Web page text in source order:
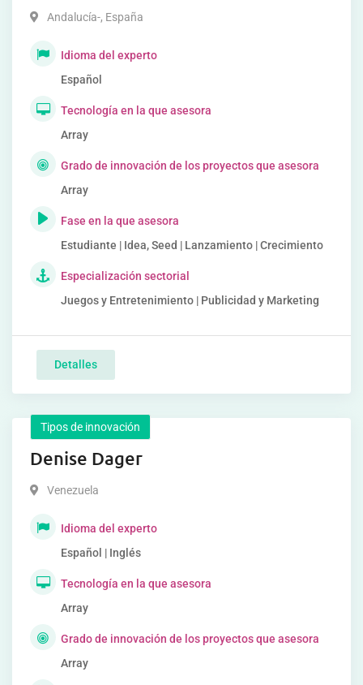
Andalucía-, España
Idioma del experto
Español
Tecnología en la que asesora
Array
Grado de innovación de los proyectos que asesora
Array
Fase en la que asesora
Estudiante | Idea, Seed | Lanzamiento | Crecimiento
Especialización sectorial
Juegos y Entretenimiento | Publicidad y Marketing
Detalles
Tipos de innovación
Denise Dager
Venezuela
Idioma del experto
Español | Inglés
Tecnología en la que asesora
Array
Grado de innovación de los proyectos que asesora
Array